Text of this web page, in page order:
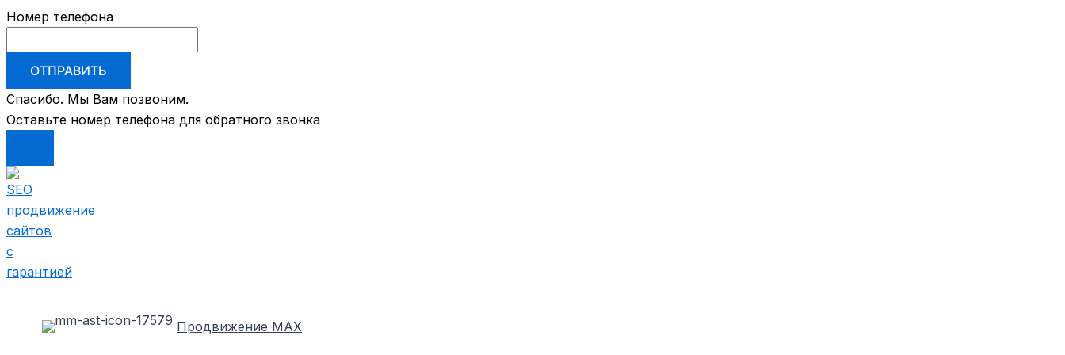
Номер телефона
ОТПРАВИТЬ
Спасибо. Мы Вам позвоним.
Оставьте номер телефона для обратного звонка
Перейти
к
содержимому
Продвижение MAX